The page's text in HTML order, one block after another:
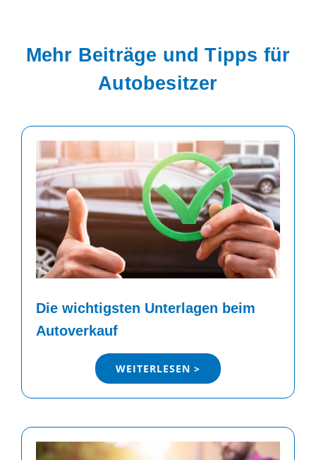
Mehr Beiträge und Tipps für
Autobesitzer
Die wichtigsten Unterlagen beim
Autoverkauf
WEITERLESEN >